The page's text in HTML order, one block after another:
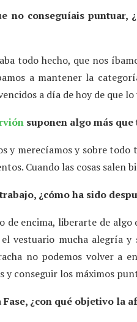
no conseguíais
todo hecho, que nos
a mantener la
a día de hoy de que lo
suponen algo más que
y merecíamos y sobre
Cuando las cosas salen
¿cómo ha sido
de encima, liberarte de
vestuario mucha alegría
no podemos volver a
y conseguir los máximos
¿con qué objetivo la